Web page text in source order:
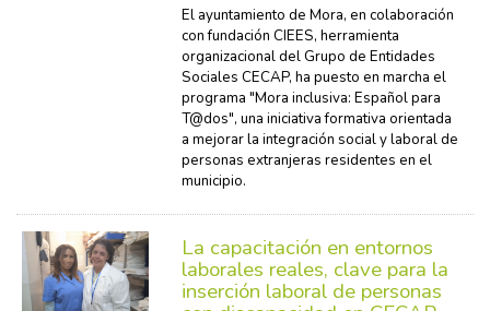
El ayuntamiento de Mora, en colaboración
con fundación CIEES, herramienta
organizacional del Grupo de Entidades
Sociales CECAP, ha puesto en marcha el
programa "Mora inclusiva: Español para
T@dos", una iniciativa formativa orientada
a mejorar la integración social y laboral de
personas extranjeras residentes en el
municipio.
La capacitación en entornos
laborales reales, clave para la
inserción laboral de personas